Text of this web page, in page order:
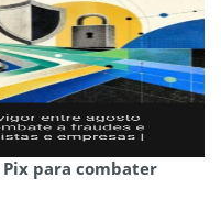
para combater